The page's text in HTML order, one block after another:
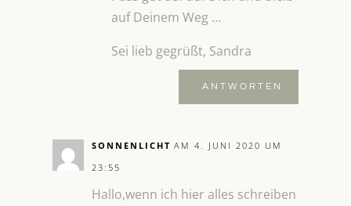
auf Deinem Weg …
Sei lieb gegrüßt, Sandra
ANTWORTEN
SONNENLICHT AM 4. JUNI 2020 UM
23:55
Hallo,wenn ich hier alles schreiben